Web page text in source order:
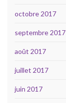
octobre 2017
septembre 2017
août 2017
juillet 2017
juin 2017